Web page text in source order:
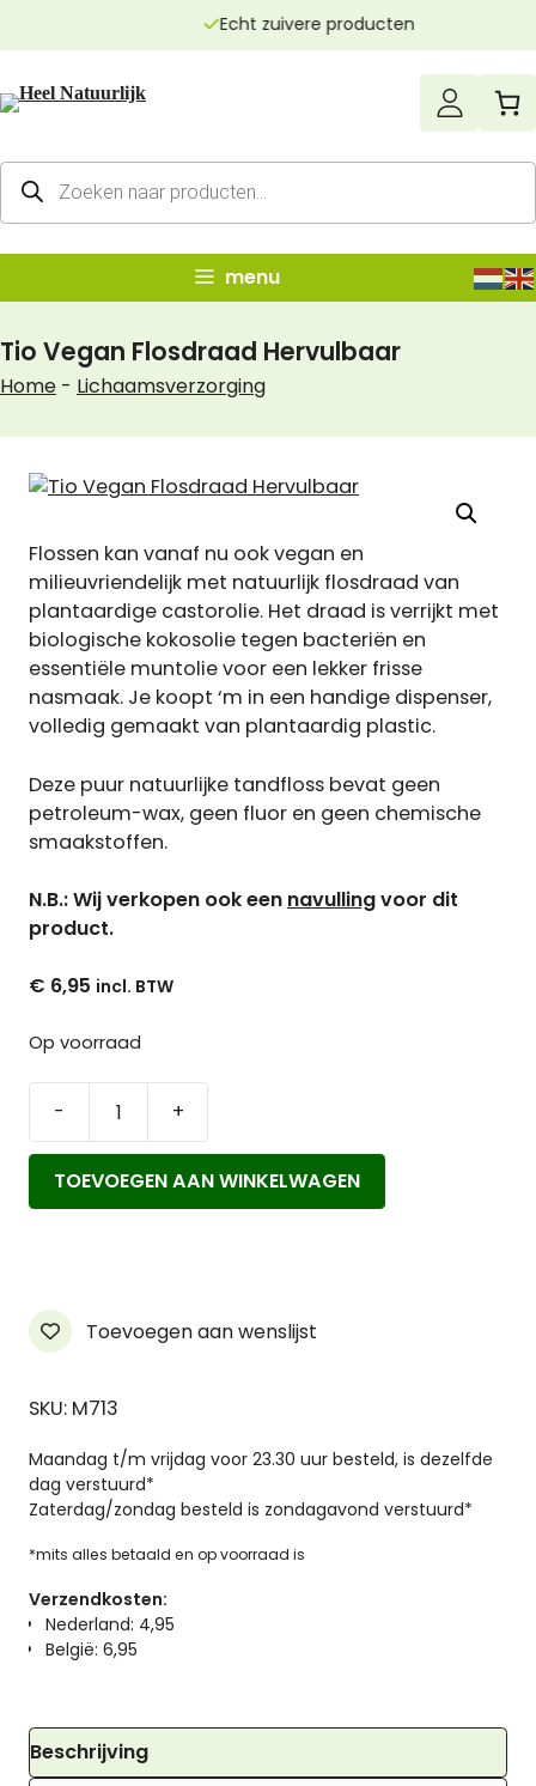
inhoud
Echt zuivere producten
Producten
zoeken
menu
Tio Vegan Flosdraad Hervulbaar
Home - Lichaamsverzorging
Flossen kan vanaf nu ook vegan en
milieuvriendelijk met natuurlijk flosdraad van
plantaardige castorolie. Het draad is verrijkt met
biologische kokosolie tegen bacteriën en
essentiële muntolie voor een lekker frisse
nasmaak. Je koopt ‘m in een handige dispenser,
volledig gemaakt van plantaardig plastic.
Deze puur natuurlijke tandfloss bevat geen
petroleum-wax, geen fluor en geen chemische
smaakstoffen.
N.B.: Wij verkopen ook een navullingvoor dit
product.
€ 6,95
Op voorraad
-
Vegan
Flosdraad
Hervulbaar
+
TOEVOEGEN AAN WINKELWAGEN
Toevoegen aan wenslijst
SKU: M713
Maandag t/m vrijdag voor 23.30 uur besteld, is dezelfde
dag verstuurd*
Zaterdag/zondag besteld is zondagavond verstuurd*
*mits alles betaald en op voorraad is
Verzendkosten:
Nederland: 4,95
België: 6,95
Beschrijving